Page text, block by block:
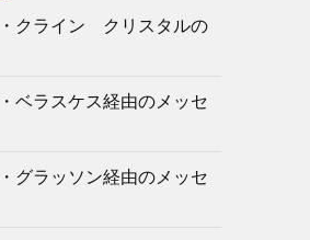
クライン クリスタルの
ベラスケス経由のメッセ
グラッソン経由のメッセ